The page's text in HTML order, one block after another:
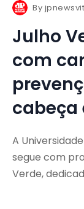
By
Julho
com
cabeça
A
segue com
Verde,